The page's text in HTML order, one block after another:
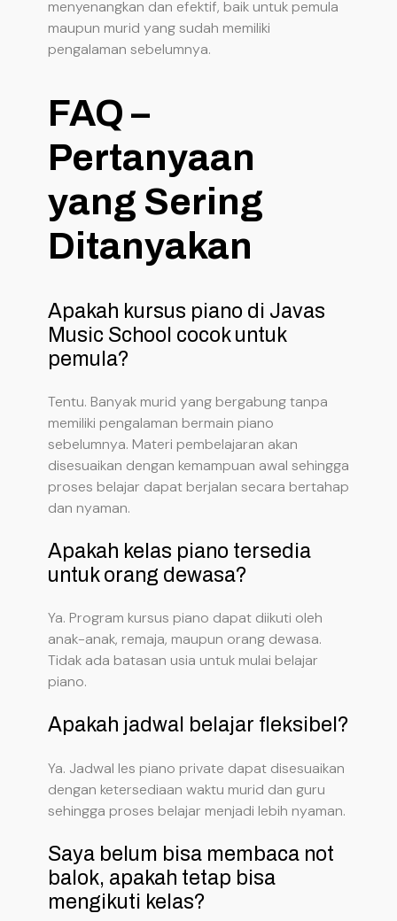
menyenangkan dan efektif, baik untuk pemula
maupun murid yang sudah memiliki
pengalaman sebelumnya.
FAQ –
Pertanyaan
yang Sering
Ditanyakan
Apakah kursus piano di Javas
Music School cocok untuk
pemula?
Tentu. Banyak murid yang bergabung tanpa
memiliki pengalaman bermain piano
sebelumnya. Materi pembelajaran akan
disesuaikan dengan kemampuan awal sehingga
proses belajar dapat berjalan secara bertahap
dan nyaman.
Apakah kelas piano tersedia
untuk orang dewasa?
Ya. Program kursus piano dapat diikuti oleh
anak-anak, remaja, maupun orang dewasa.
Tidak ada batasan usia untuk mulai belajar
piano.
Apakah jadwal belajar fleksibel?
Ya. Jadwal les piano private dapat disesuaikan
dengan ketersediaan waktu murid dan guru
sehingga proses belajar menjadi lebih nyaman.
Saya belum bisa membaca not
balok, apakah tetap bisa
mengikuti kelas?